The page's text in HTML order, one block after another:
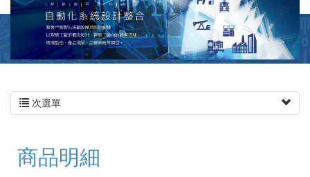
次選單
商品明細